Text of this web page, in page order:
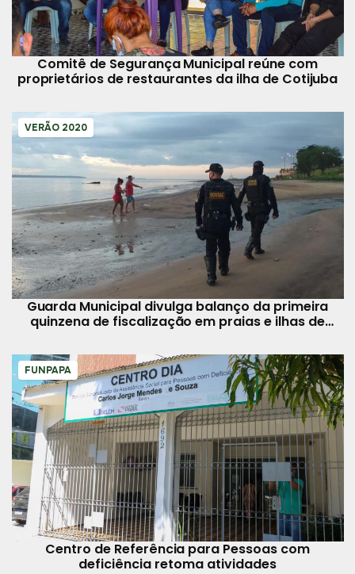
Comitê de Segurança Municipal reúne com
proprietários de restaurantes da ilha de Cotijuba
VERÃO 2020
Guarda Municipal divulga balanço da primeira
quinzena de fiscalização em praias e ilhas de
FUNPAPA
Centro de Referência para Pessoas com
deficiência retoma atividades